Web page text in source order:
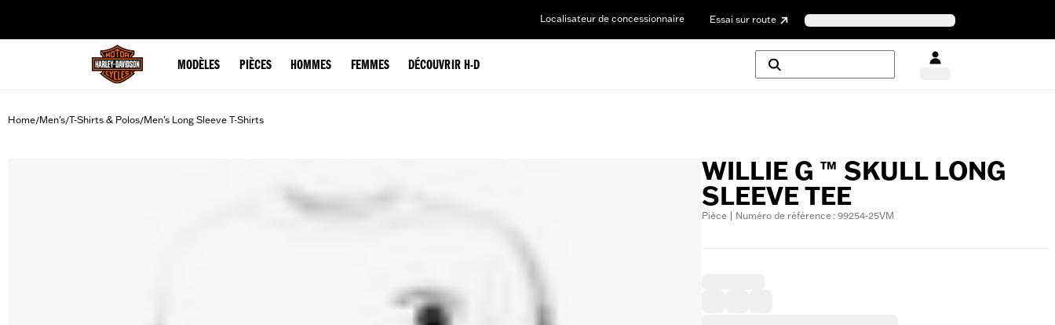
Localisateur de concessionnaire Essai sur route
MODÈLES PIÈCES HOMMES FEMMES DÉCOUVRIR H-D
Home/Men's/T-Shirts & Polos/Men's Long Sleeve T-Shirts
WILLIE G ™ SKULL LONG
SLEEVE TEE
Pièce | Numéro de référence : 99254-25VM